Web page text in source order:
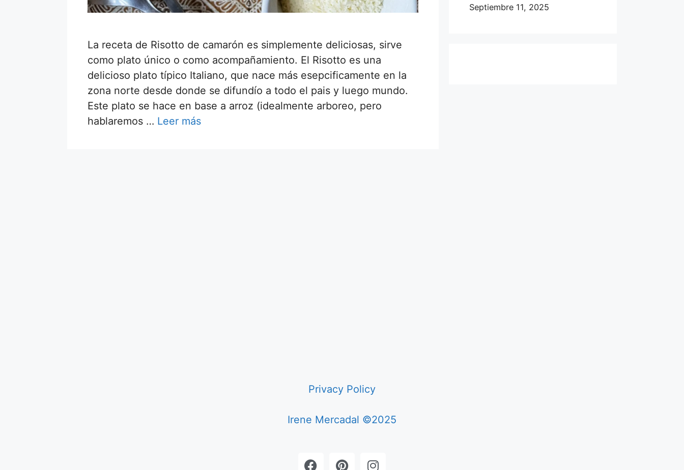
La receta de Risotto de camarón es simplemente deliciosas, sirve
como plato único o como acompañamiento. El Risotto es una
delicioso plato típico Italiano, que nace más esepcificamente en la
zona norte desde donde se difundío a todo el pais y luego mundo.
Este plato se hace en base a arroz (idealmente arboreo, pero
hablaremos … Leer más
Septiembre 11, 2025
Privacy Policy
Irene Mercadal ©2025